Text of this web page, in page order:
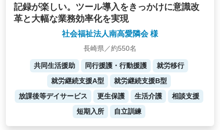
記録が楽しい。ツール導入をきっかけに意識改
革と大幅な業務効率化を実現
社会福祉法人南高愛隣会 様
長崎県／約550名
共同生活援助 同行援護・行動援護
就労移行
就労継続支援A型
就労継続支援B型
放課後等デイサービス
更生保護 生活介護
相談支援
短期入所
自立訓練